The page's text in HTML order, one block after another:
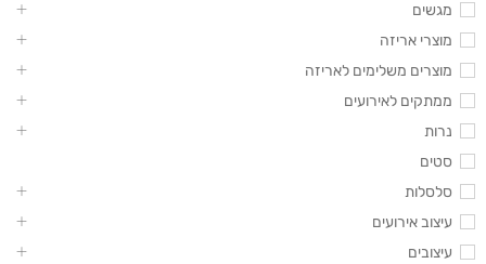
מגשים
מוצרי אריזה
מוצרים משלימים לאריזה
ממתקים לאירועים
נרות
סטים
סלסלות
עיצוב אירועים
עיצובים